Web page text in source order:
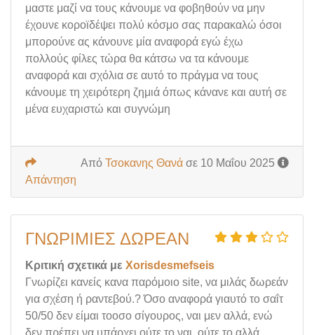
μαστε μαζί να τους κάνουμε να φοβηθούν να μην
έχουνε κοροϊδέψει πολύ κόσμο σας παρακαλώ όσοι
μπορούνε ας κάνουνε μία αναφορά εγώ έχω
πολλούς φίλες τώρα θα κάτσω να τα κάνουμε
αναφορά και σχόλια σε αυτό το πράγμα να τους
κάνουμε τη χειρότερη ζημιά όπως κάνανε και αυτή σε
μένα ευχαριστώ και συγνώμη
Από Τσοκανης Θανά σε 10 Μαΐου 2025
Απάντηση
ΓΝΩΡΙΜΊΕΣ ΔΩΡΕΆΝ
Κριτική σχετικά με Xorisdesmefseis
Γνωρίζει κανείς κανα παρόμοιο site, να μιλάς δωρεάν
για σχέση ή ραντεβού.? Όσο αναφορά γιαυτό το σαΐτ
50/50 δεν είμαι τοοσο σίγουρος, ναι μεν αλλά, ενώ
δεν πρέπει να υπάρχει ούτε το ναι, ούτε το αλλά..